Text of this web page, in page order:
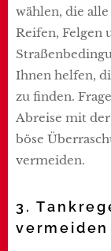
wählen, die
Reifen, Felgen
Ihnen helfen,
zu finden.
Abreise mit
böse
vermeiden.
3.
vermeiden